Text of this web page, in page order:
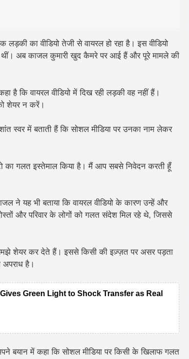
लड़की का वीडियो तेजी से वायरल हो रहा है। इस वीडियो
थीं। अबकाजल कुमारी खुद कैमरे पर आई हैंऔर पूरे मामले की
है कि वायरल वीडियो में दिख रही लड़की वह नहीं हैं।
शेयर न करें।
स्वर में बताती हैं कि सोशल मीडिया पर उनका नाम लेकर
का गलत इस्तेमाल किया है। मैं आप सबसे निवेदन करती हूँ
ने यह भी बताया कि वायरल वीडियो के कारण उन्हें और
और परिवार के लोगों कोगलत संदेश मिल रहे थे, जिससे
शेयर कर देते हैं। इससे किसी की इज़्ज़त पर असर पड़ता
अपराध है।
Green Light to Shock Transfer as Real
बयान में कहा कि सोशल मीडिया पर किसी के खिलाफ गलत